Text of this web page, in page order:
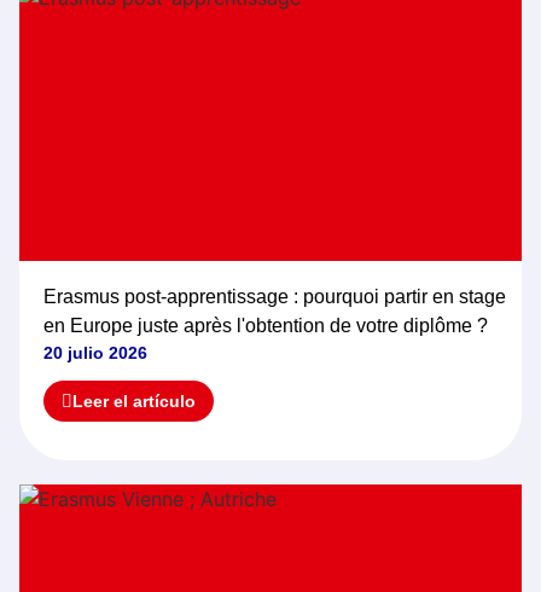
Erasmus post-apprentissage : pourquoi partir en stage
en Europe juste après l'obtention de votre diplôme ?
20 julio 2026
Leer el artículo